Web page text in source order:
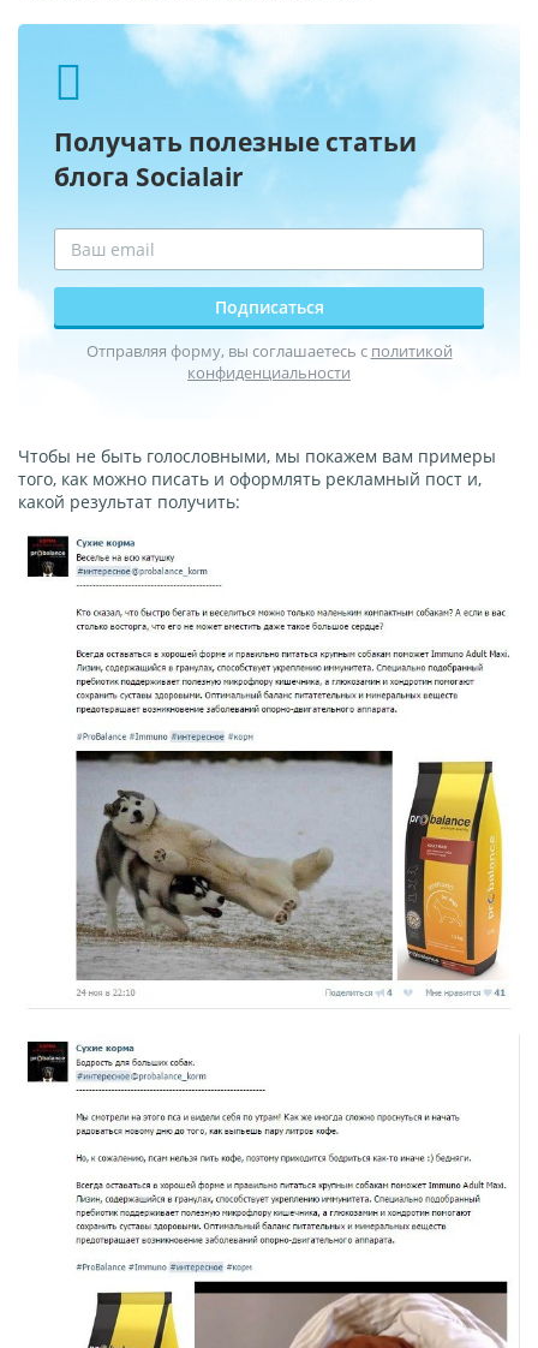
Получать полезные статьи
блога Socialair
Подписаться
Отправляя форму, вы соглашаетесь с политикой
конфиденциальности
Чтобы не быть голословными, мы покажем вам примеры
того, как можно писать и оформлять рекламный пост и,
какой результат получить: